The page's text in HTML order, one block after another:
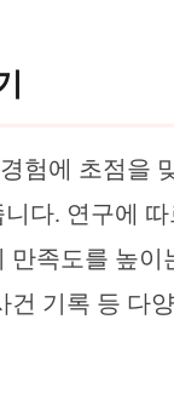
험에 초점을
다. 연구에
족도를 높이
기록 등 다